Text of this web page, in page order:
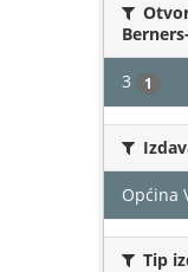
3 1
Općina
Tip